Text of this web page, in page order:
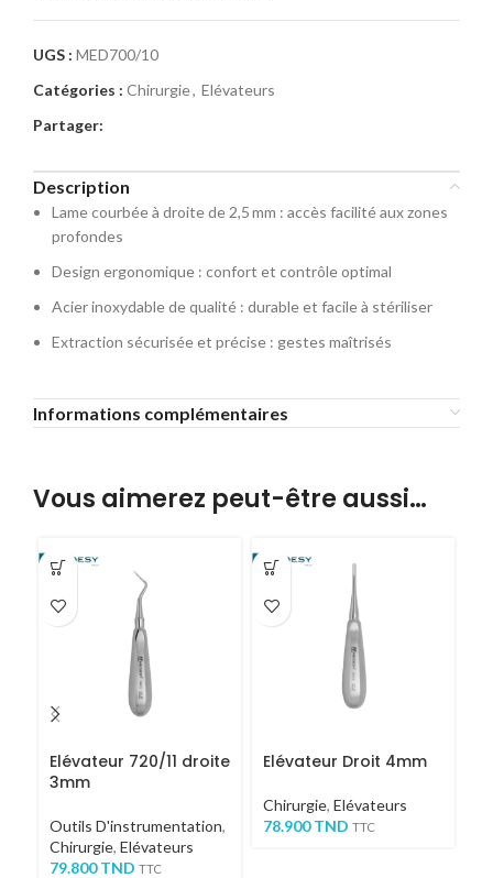
UGS : MED700/10
Catégories : Chirurgie, Elévateurs
Partager:
Description
Lame courbée à droite de 2,5 mm : accès facilité aux zones
profondes
Design ergonomique : confort et contrôle optimal
Acier inoxydable de qualité : durable et facile à stériliser
Extraction sécurisée et précise : gestes maîtrisés
Informations complémentaires
Vous aimerez peut-être aussi…
Elévateur 720/11 droite
3mm
Outils D'instrumentation,
Chirurgie, Elévateurs
79.800TND TTC
Elévateur Droit 4mm
Chirurgie, Elévateurs
78.900TND TTC